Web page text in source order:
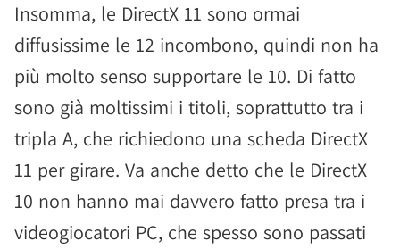
Insomma, le DirectX 11 sono ormai
diffusissime le 12 incombono, quindi non ha
più molto senso supportare le 10. Di fatto
sono già moltissimi i titoli, soprattutto tra i
tripla A, che richiedono una scheda DirectX
11 per girare. Va anche detto che le DirectX
10 non hanno mai davvero fatto presa tra i
videogiocatori PC, che spesso sono passati